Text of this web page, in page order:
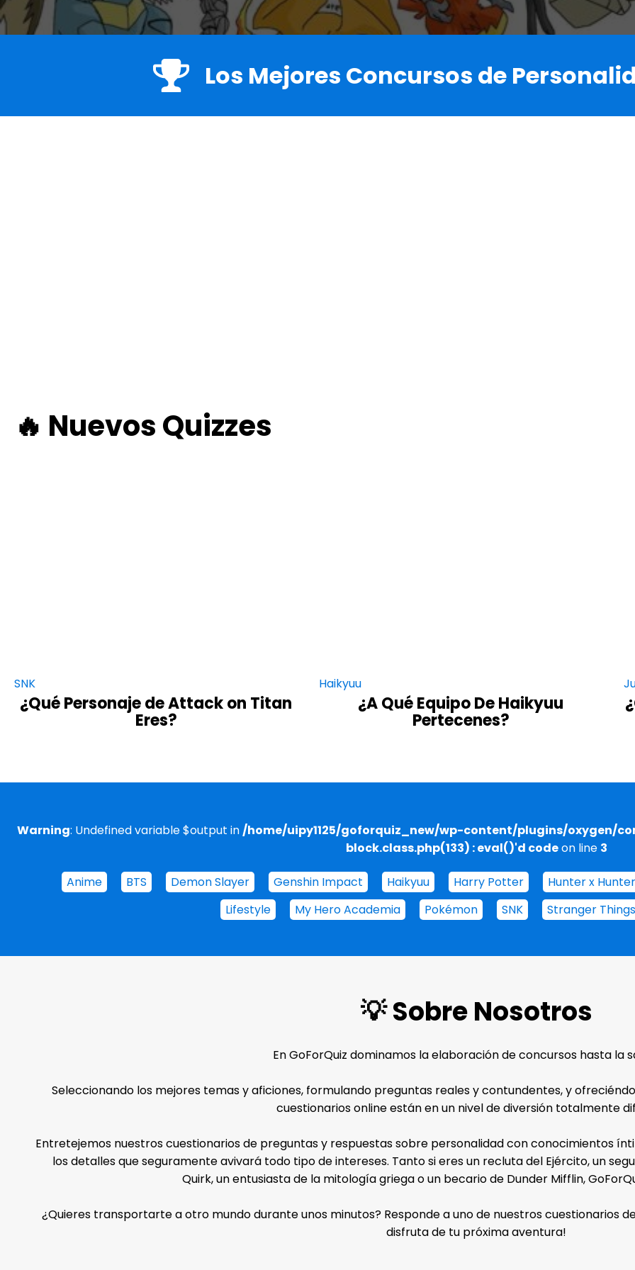
Los Mejores Concursos de
🔥 Nuevos Quizzes
SNK
¿Qué Personaje de Attack on Titan
Eres?
Haikyuu
¿A Qué Equipo De Haikyuu
Pertecenes?
Warning: Undefined variable $output in/home/uipy1125/goforquiz_new/wp-content/plugins/oxygen/
block.class.php(133) : eval()'d codeon line 3
Anime BTS Demon Slayer Genshin Impact Haikyuu Harry Potter Hunter x Hunter
Lifestyle
My Hero Academia Pokémon SNK Stranger Things
💡 Sobre Nosotros
En GoForQuiz dominamos la elaboración de concursos hasta la
Seleccionando los mejores temas y aficiones, formulando preguntas reales y contundentes, y
cuestionarios online están en un nivel de diversión totalmente
Entretejemos nuestros cuestionarios de preguntas y respuestas sobre personalidad con conocimientos
los detalles que seguramente avivará todo tipo de intereses. Tanto si eres un recluta del Ejército, un
Quirk, un entusiasta de la mitología griega o un becario de Dunder Mifflin,
¿Quieres transportarte a otro mundo durante unos minutos? Responde a uno de nuestros cuestionarios
disfruta de tu próxima aventura!